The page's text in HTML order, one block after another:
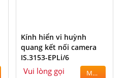
Kính hiển vi huỳnh
quang kết nối camera
IS.3153-EPLi/6
Vui lòng gọi MUA